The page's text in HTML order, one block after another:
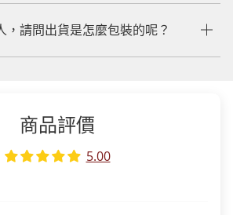
，請問出貨是怎麼包裝的呢？
商品評價
5.00